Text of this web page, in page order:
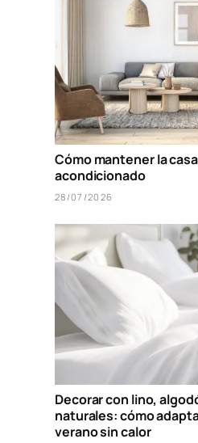
Cómo mantener la
acondicionado
28/07/2026
Decorar con lino,
naturales: cómo
verano sin calor